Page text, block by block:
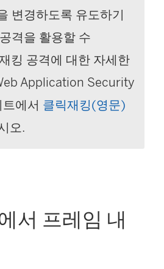
변경하도록 유도하기
격을 활용할 수
킹 공격에 대한 자세한
Application Security
에서 클릭재킹(영문)
오.
서 프레임 내